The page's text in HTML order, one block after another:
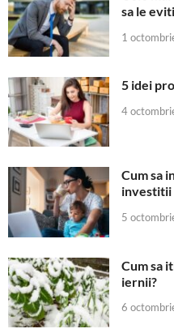
sa le eviti
1
5 idei
4
Cum sa
investitii
5
Cum sa
iernii?
6